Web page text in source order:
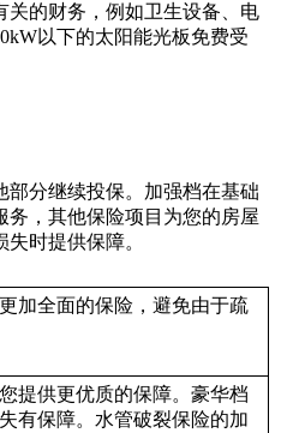
关的财务，例如卫生设备、电
以下的太阳能光板免费受
部分继续投保。加强档在基础
务，其他保险项目为您的房屋
时提供保障。
加全面的保险，避免由于疏
提供更优质的保障。豪华档
有保障。水管破裂保险的加